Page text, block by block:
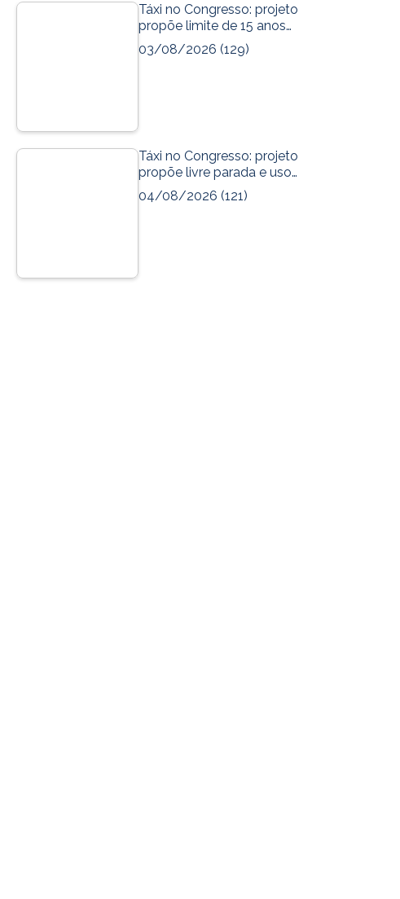
Táxi no Congresso: projeto
propõe limite de 15 anos…
03/08/2026 (129)
Táxi no Congresso: projeto
propõe livre parada e uso…
04/08/2026 (121)